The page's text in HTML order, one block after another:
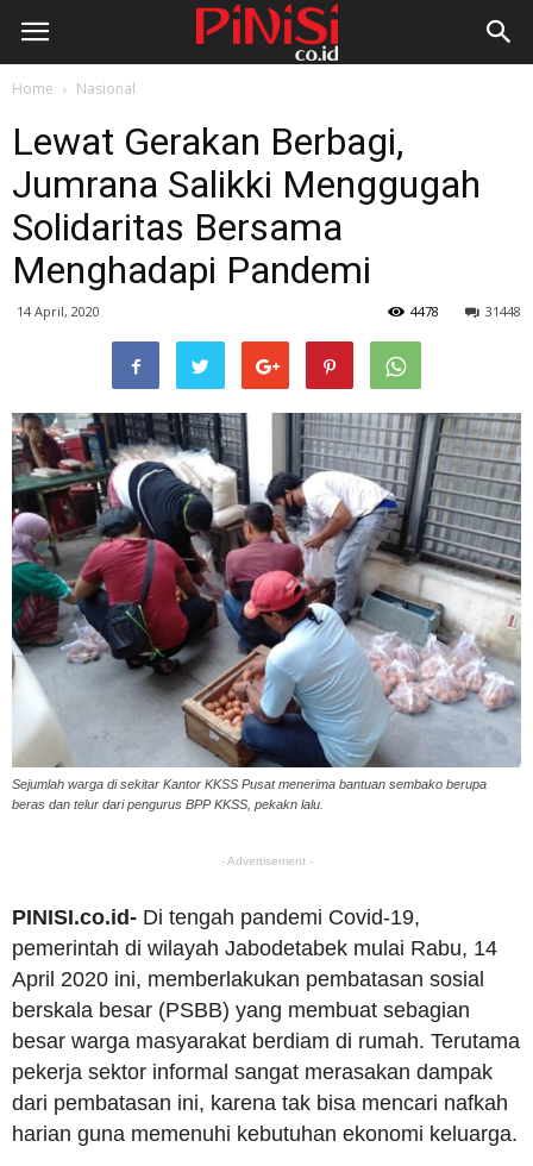
Home Nasional
Lewat Gerakan Berbagi,
Jumrana Salikki Menggugah
Solidaritas Bersama
Menghadapi Pandemi
14 April, 2020 31448
4478
Sejumlah warga di sekitar Kantor KKSS Pusat menerima bantuan sembako berupa
beras dan telur dari pengurus BPP KKSS, pekakn lalu.
- Advertisement -
PINISI.co.id- Di tengah pandemi Covid-19,
pemerintah di wilayah Jabodetabek mulai Rabu, 14
April 2020 ini, memberlakukan pembatasan sosial
berskala besar (PSBB) yang membuat sebagian
besar warga masyarakat berdiam di rumah. Terutama
pekerja sektor informal sangat merasakan dampak
dari pembatasan ini, karena tak bisa mencari nafkah
harian guna memenuhi kebutuhan ekonomi keluarga.